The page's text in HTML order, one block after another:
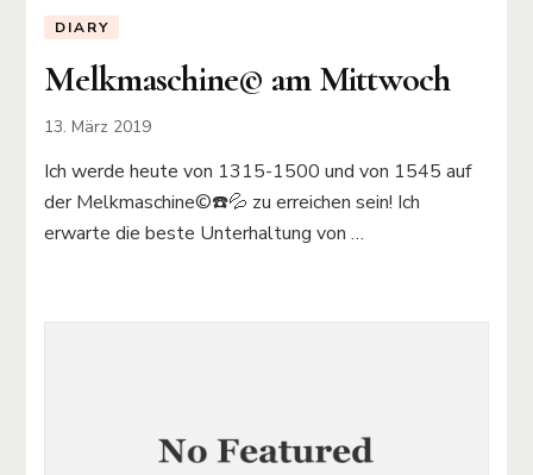
DIARY
Melkmaschine©️ am Mittwoch
13. März 2019
Ich werde heute von 1315-1500 und von 1545 auf
der Melkmaschine©️☎️💦 zu erreichen sein! Ich
erwarte die beste Unterhaltung von …